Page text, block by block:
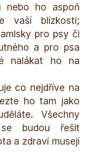
nebo ho aspoň
vaší blízkosti;
pro psy či
a pro psa
nalákat ho na
co nejdříve na
ho tam jako
Všechny
budou řešit
a zdraví musejí